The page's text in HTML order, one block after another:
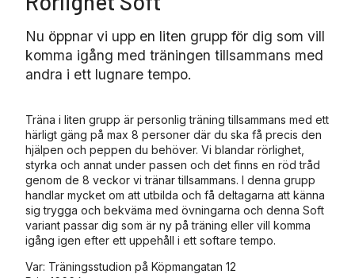
Nu öppnar vi upp en liten grupp för dig som vill
komma igång med träningen tillsammans med
andra i ett lugnare tempo.
Träna i liten grupp är personlig träning tillsammans med ett
härligt gäng på max 8 personer där du ska få precis den
hjälpen och peppen du behöver. Vi blandar rörlighet,
styrka och annat under passen och det finns en röd tråd
genom de 8 veckor vi tränar tillsammans. I denna grupp
handlar mycket om att utbilda och få deltagarna att känna
sig trygga och bekväma med övningarna och denna Soft
variant passar dig som är ny på träning eller vill komma
igång igen efter ett uppehåll i ett softare tempo.
Var: Träningsstudion på Köpmangatan 12